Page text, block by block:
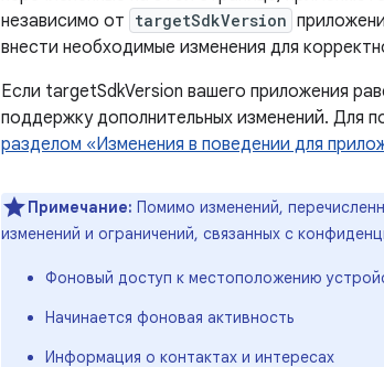
независимо от targetSdkVersion
внести необходимые изменения для
Если targetSdkVersion вашего приложения
поддержку дополнительных изменений. Для
разделом «Изменения в поведении для
Примечание: Помимо изменений,
изменений и ограничений, связанных с
Фоновый доступ к местоположению
Начинается фоновая активность
Информация о контактах и ​​интересах